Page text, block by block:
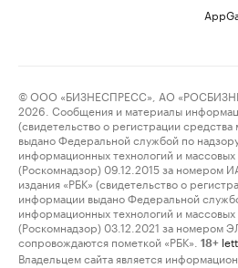
© ООО «БИЗНЕСПРЕСС», АО
2026. Сообщения и материалы
(свидетельство о регистрации
выдано Федеральной службой по
информационных технологий и
(Роскомнадзор) 09.12.2015 за номером
издания «РБК» (свидетельство о
информации выдано Федеральной
информационных технологий и
(Роскомнадзор) 03.12.2021 за номером
сопровождаются пометкой «РБК».
18+
Владельцем сайта является